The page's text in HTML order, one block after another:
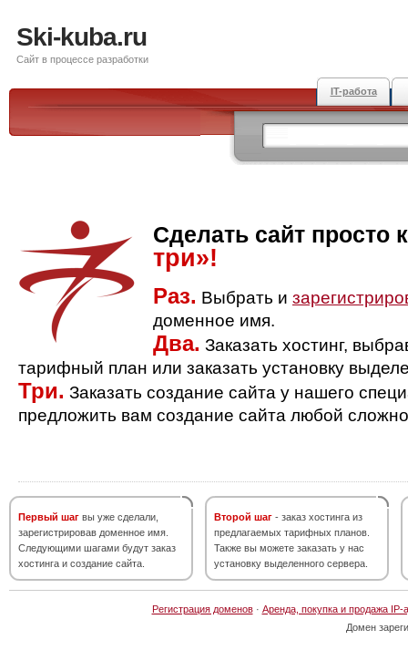
Ski-kuba.ru
Сайт в процессе разработки
IT-работа
Сделать сайт просто
три»!
Раз. Выбрать и
доменное имя.
Два. Заказать хостинг,
тарифный план или заказать установку
Три. Заказать создание сайта у нашего
предложить вам создание сайта любой
Первый шаг вы уже сделали,
зарегистрировав доменное имя.
Следующими шагами будут заказ
хостинга и создание сайта.
Второй шаг - заказ хостинга из
предлагаемых тарифных планов.
Также вы можете заказать у нас
установку выделенного сервера.
Регистрация доменов· Аренда, покупка и продажа IP-
Домен